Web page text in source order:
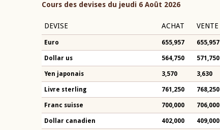
Cours des devises du jeudi 6 Août 2026
DEVISE ACHAT VENTE
Euro 655,957 655,957
Dollar us 564,750 571,750
Yen japonais 3,570 3,630
Livre sterling 761,250 768,250
Franc suisse 700,000 706,000
Dollar canadien 402,000 409,000